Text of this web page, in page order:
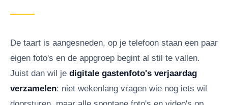
De taart is aangesneden, op je telefoon staan een paar
eigen foto's en de appgroep begint al stil te vallen.
Juist dan wil je digitale gastenfoto's verjaardag
verzamelen: niet wekenlang vragen wie nog iets wil